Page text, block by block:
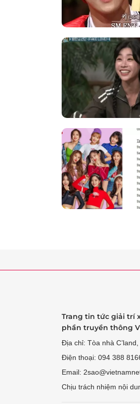
Trang tin tức giải trí
phần truyền thông
Địa chỉ: Tòa nhà
Điện thoại: 094 388
Email:
Chịu trách nhiệm nội